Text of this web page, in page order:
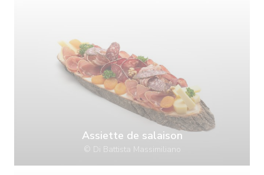
Assiette de salaison
© Di Battista Massimiliano